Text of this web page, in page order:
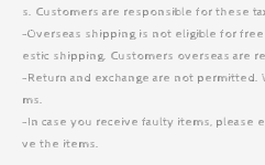
s. Customers are responsible for these
-Overseas shipping is not eligible for
estic shipping. Customers overseas are
-Return and exchange are not
ms.
-In case you receive faulty items, please
ve the items.